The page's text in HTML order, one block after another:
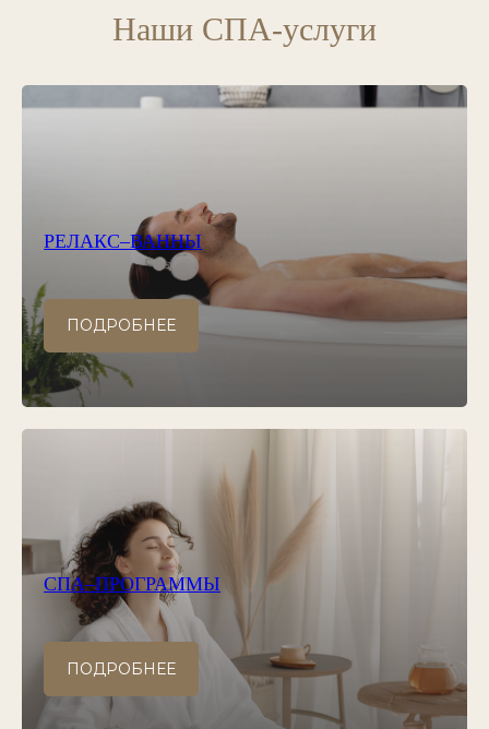
Наши СПА-услуги
РЕЛАКС–ВАННЫ
ПОДРОБНЕЕ
СПА–ПРОГРАММЫ
ПОДРОБНЕЕ